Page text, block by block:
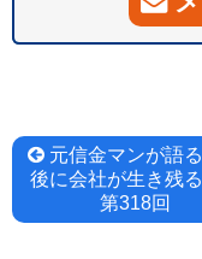
投
稿
元信金マンが語
後に会社が生き残
第318回